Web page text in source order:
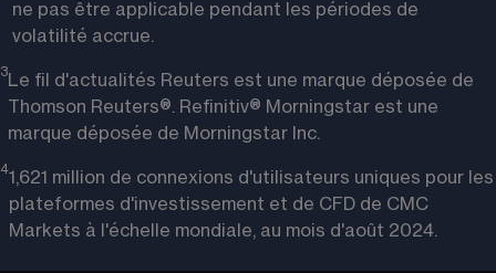
ne pas être applicable pendant les périodes de
volatilité accrue.
3Le fil d'actualités Reuters est une marque déposée de
Thomson Reuters®. Refinitiv® Morningstar est une
marque déposée de Morningstar Inc.
41,621 million de connexions d'utilisateurs uniques pour les
plateformes d'investissement et de CFD de CMC
Markets à l'échelle mondiale, au mois d'août 2024.